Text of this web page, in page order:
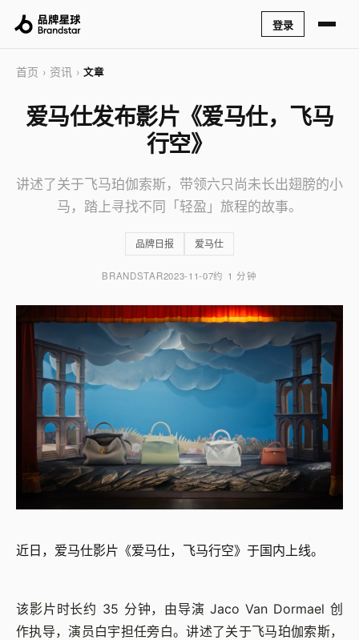
登录
首页 › 资讯 › 文章
爱马仕发布影片《爱马仕，飞马
行空》
讲述了关于飞马珀伽索斯，带领六只尚未长出翅膀的小
马，踏上寻找不同「轻盈」旅程的故事。
品牌日报 爱马仕
BRANDSTAR2023-11-07约 1 分钟
近日，爱马仕影片《爱马仕，飞马行空》于国内上线。
该影片时长约 35 分钟，由导演 Jaco Van Dormael 创
作执导，演员白宇担任旁白。讲述了关于飞马珀伽索斯，